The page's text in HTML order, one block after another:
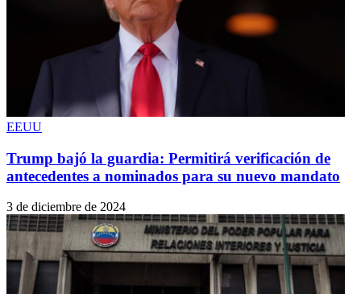
EEUU
Trump bajó la guardia: Permitirá verificación de
antecedentes a nominados para su nuevo mandato
3 de diciembre de 2024